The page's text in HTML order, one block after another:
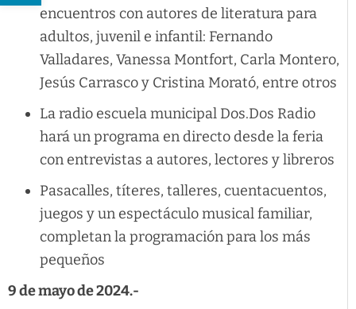
encuentros con autores de literatura para
adultos, juvenil e infantil: Fernando
Valladares, Vanessa Montfort, Carla Montero,
Jesús Carrasco y Cristina Morató, entre otros
La radio escuela municipal Dos.Dos Radio
hará un programa en directo desde la feria
con entrevistas a autores, lectores y libreros
Pasacalles, títeres, talleres, cuentacuentos,
juegos y un espectáculo musical familiar,
completan la programación para los más
pequeños
9 de mayo de 2024.-